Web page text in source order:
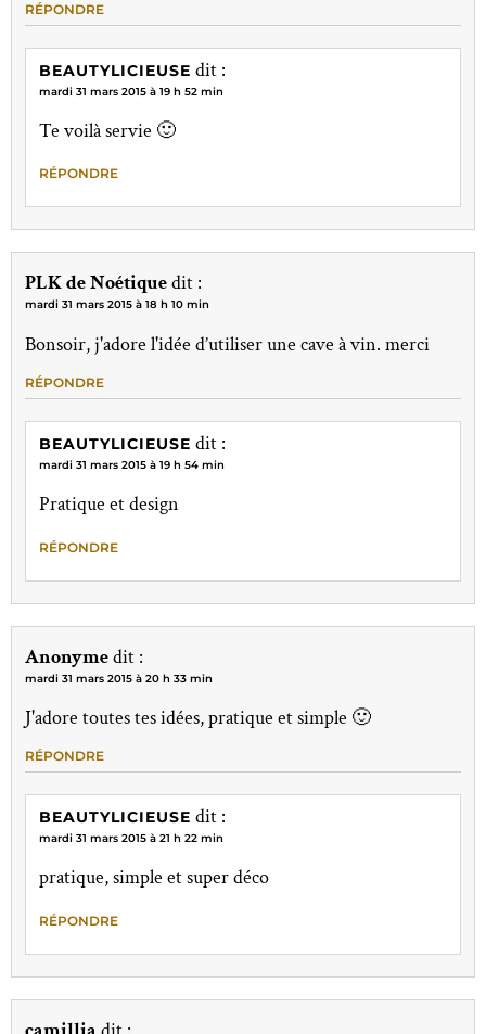
RÉPONDRE
BEAUTYLICIEUSE dit :
mardi 31 mars 2015 à 19 h 52 min
Te voilà servie 🙂
RÉPONDRE
PLK de Noétiquedit :
mardi 31 mars 2015 à 18 h 10 min
Bonsoir, j'adore l'idée d’utiliser une cave à vin. merci
RÉPONDRE
BEAUTYLICIEUSE dit :
mardi 31 mars 2015 à 19 h 54 min
Pratique et design
RÉPONDRE
Anonymedit :
mardi 31 mars 2015 à 20 h 33 min
J'adore toutes tes idées, pratique et simple 🙂
RÉPONDRE
BEAUTYLICIEUSE dit :
mardi 31 mars 2015 à 21 h 22 min
pratique, simple et super déco
RÉPONDRE